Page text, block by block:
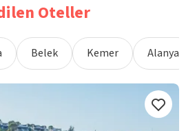
Oteller
Belek Kemer Alanya